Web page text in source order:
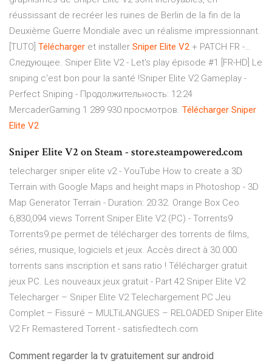
réussissant de recréer les ruines de Berlin de la fin de la
Deuxième Guerre Mondiale avec un réalisme impressionnant.
[TUTO] Télécharger et installer Sniper Elite V2 + PATCH FR -…
Следующее. Sniper Elite V2 - Let's play épisode #1 [FR-HD] Le
sniping c'est bon pour la santé !Sniper Elite V2 Gameplay -
Perfect Sniping - Продолжительность: 12:24
MercaderGaming 1 289 930 просмотров. Télécharger Sniper
Elite V2
Sniper Elite V2 on Steam - store.steampowered.com
telecharger sniper elite v2 - YouTube How to create a 3D
Terrain with Google Maps and height maps in Photoshop - 3D
Map Generator Terrain - Duration: 20:32. Orange Box Ceo
6,830,094 views Torrent Sniper Elite V2 (PC) - Torrents9
Torrents9.pe permet de télécharger des torrents de films,
séries, musique, logiciels et jeux. Accès direct à 30.000
torrents sans inscription et sans ratio ! Télécharger gratuit
jeux PC. Les nouveaux jeux gratuit - Part 42 Sniper Elite V2
Telecharger – Sniper Elite V2 Telechargement PC Jeu
Complet – Fissuré – MULTiLANGUES – RELOADED Sniper Elite
V2 Fr Remastered Torrent - satisfiedtech.com
Comment regarder la tv gratuitement sur android